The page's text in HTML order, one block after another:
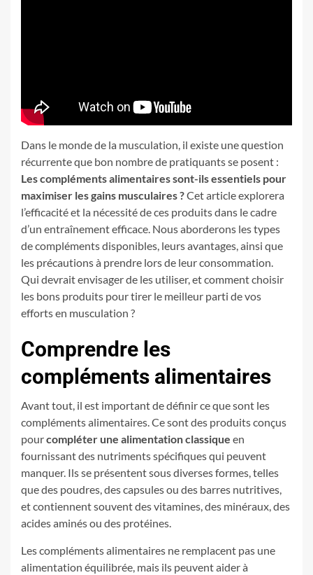
Dans le monde de la musculation, il existe une question
récurrente que bon nombre de pratiquants se posent :
Les compléments alimentaires sont-ils essentiels pour
maximiser les gains musculaires ?Cet article explorera
l’efficacité et la nécessité de ces produits dans le cadre
d’un entraînement efficace. Nous aborderons les types
de compléments disponibles, leurs avantages, ainsi que
les précautions à prendre lors de leur consommation.
Qui devrait envisager de les utiliser, et comment choisir
les bons produits pour tirer le meilleur parti de vos
efforts en musculation ?
Comprendre les
compléments alimentaires
Avant tout, il est important de définir ce que sont les
compléments alimentaires. Ce sont des produits conçus
pourcompléter une alimentation classique en
fournissant des nutriments spécifiques qui peuvent
manquer. Ils se présentent sous diverses formes, telles
que des poudres, des capsules ou des barres nutritives,
et contiennent souvent des vitamines, des minéraux, des
acides aminés ou des protéines.
Les compléments alimentaires ne remplacent pas une
alimentation équilibrée, mais ils peuvent aider à